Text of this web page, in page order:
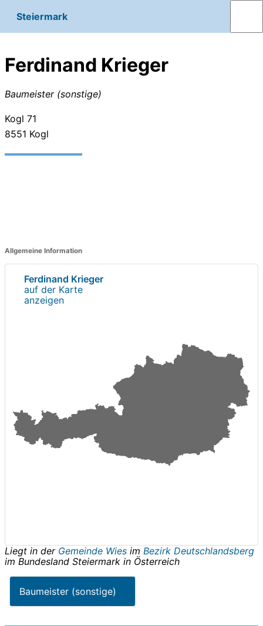
Steiermark
Ferdinand Krieger
Baumeister (sonstige)
Kogl 71
8551 Kogl
Allgemeine Information
Ferdinand Krieger
auf der Karte
anzeigen
Liegt in der Gemeinde Wies im Bezirk Deutschlandsberg
im Bundesland Steiermark in Österreich
Baumeister (sonstige)